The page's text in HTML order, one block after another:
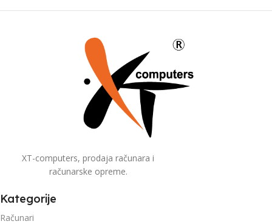
XT-computers, prodaja računara i
računarske opreme.
Kategorije
Računari